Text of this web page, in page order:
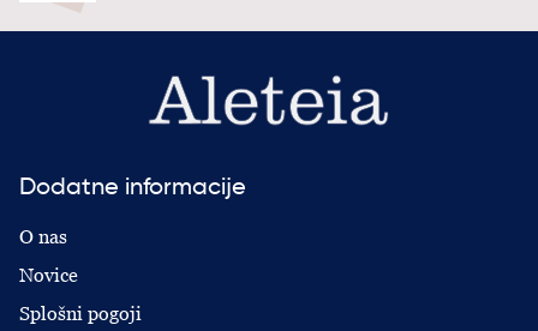
Dodatne informacije
O nas
Novice
Splošni pogoji